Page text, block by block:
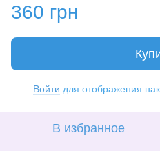
360 грн
Войти для отображения
В избранное